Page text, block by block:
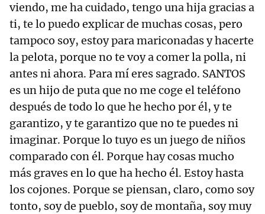
viendo, me ha cuidado, tengo una hija gracias a
ti, te lo puedo explicar de muchas cosas, pero
tampoco soy, estoy para mariconadas y hacerte
la pelota, porque no te voy a comer la polla, ni
antes ni ahora. Para mí eres sagrado. SANTOS
es un hijo de puta que no me coge el teléfono
después de todo lo que he hecho por él, y te
garantizo, y te garantizo que no te puedes ni
imaginar. Porque lo tuyo es un juego de niños
comparado con él. Porque hay cosas mucho
más graves en lo que ha hecho él. Estoy hasta
los cojones. Porque se piensan, claro, como soy
tonto, soy de pueblo, soy de montaña, soy muy